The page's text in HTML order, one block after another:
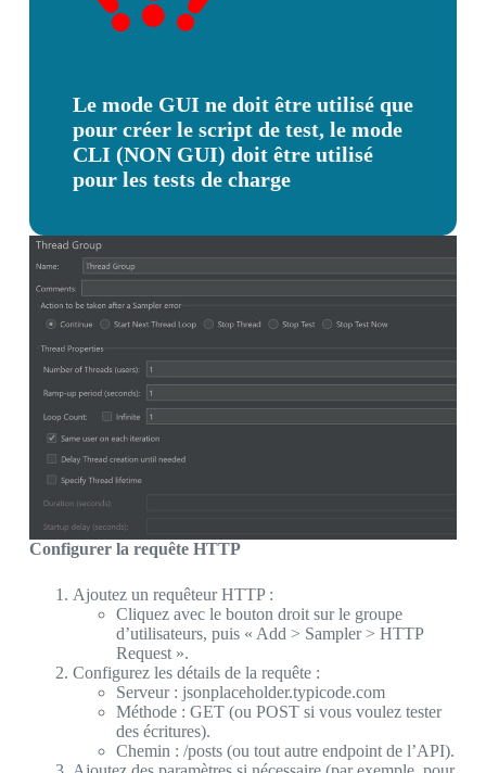
Le mode GUI ne doit être utilisé que
pour créer le script de test, le mode
CLI (NON GUI) doit être utilisé
pour les tests de charge
Configurer la requête HTTP
Ajoutez un requêteur HTTP :
Cliquez avec le bouton droit sur le groupe
d’utilisateurs, puis « Add > Sampler > HTTP
Request ».
Configurez les détails de la requête :
Serveur : jsonplaceholder.typicode.com
Méthode : GET (ou POST si vous voulez tester
des écritures).
Chemin : /posts (ou tout autre endpoint de l’API).